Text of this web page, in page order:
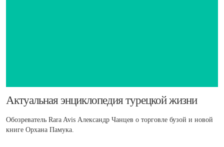
​Актуальная энциклопедия турецкой жизни
Обозреватель Rara Avis Александр Чанцев о торговле бузой и новой
книге Орхана Памука.